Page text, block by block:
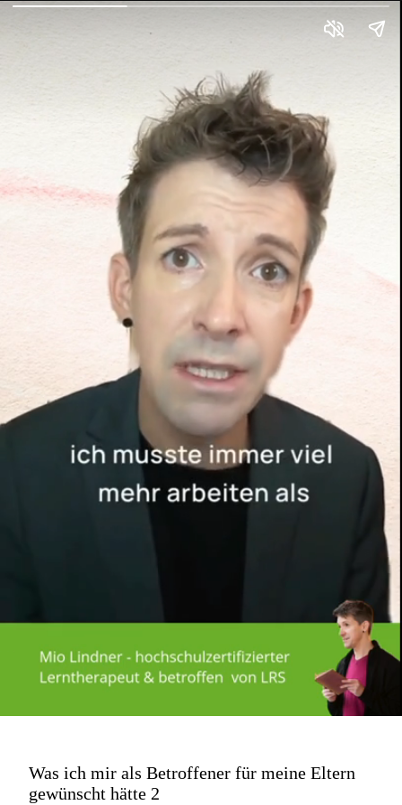
Was ich mir als Betroffener für meine Eltern
gewünscht hätte 2